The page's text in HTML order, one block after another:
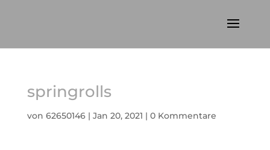
springrolls
von 62650146| Jan 20, 2021 | 0 Kommentare